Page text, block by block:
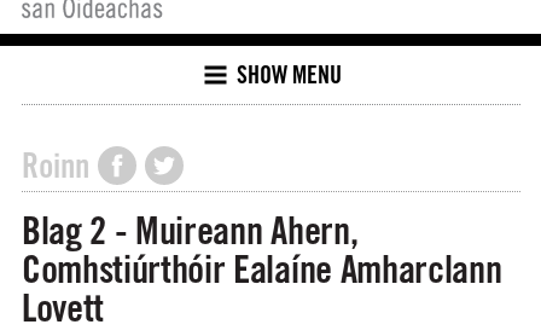
SHOW MENU
Roinn
Blag 2 - Muireann Ahern,
Comhstiúrthóir Ealaíne Amharclann
Lovett